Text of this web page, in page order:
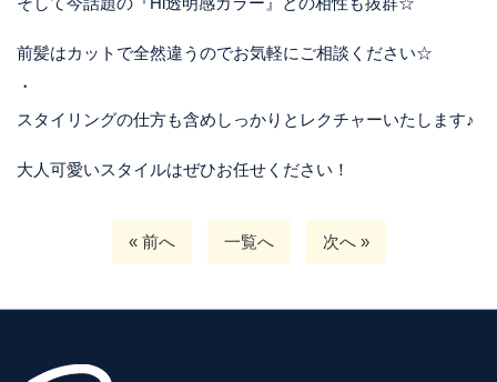
前髪はカットで全然違うのでお気軽にご相談ください☆
・
スタイリングの仕方も含めしっかりとレクチャーいたします♪
大人可愛いスタイルはぜひお任せください！
« 前へ 一覧へ 次へ »